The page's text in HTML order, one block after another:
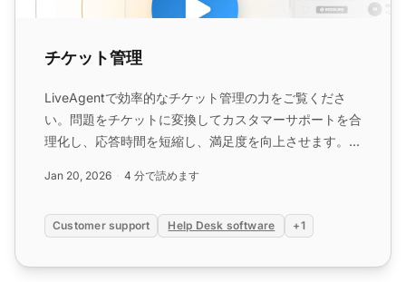
チケット管理
LiveAgentで効率的なチケット管理の力をご覧くださ
い。問題をチケットに変換してカスタマーサポートを合
理化し、応答時間を短縮し、満足度を向上させます。...
Jan 20, 2026 4 分で読めます
Customer support Help Desk software +1